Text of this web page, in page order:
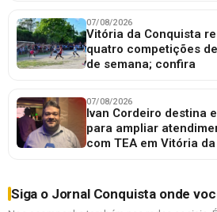
07/08/2026
Vitória da Conquista
quatro competições
de semana; confira
07/08/2026
Ivan Cordeiro destina
para ampliar
com TEA em Vitória
Siga o Jornal Conquista onde